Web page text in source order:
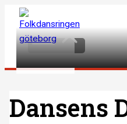
Hoppa
innehåll
Main
Menu
Dansens